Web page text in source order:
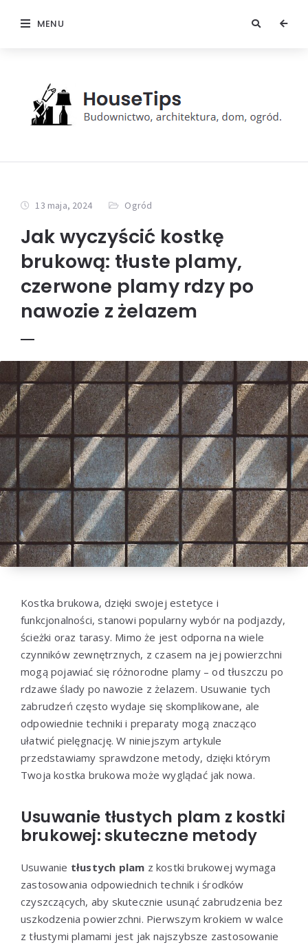
MENU
13 maja, 2024 Ogród
Jak wyczyścić kostkę
brukową: tłuste plamy,
czerwone plamy rdzy po
nawozie z żelazem
Kostka brukowa, dzięki swojej estetyce i
funkcjonalności, stanowi popularny wybór na podjazdy,
ścieżki oraz tarasy. Mimo że jest odporna na wiele
czynników zewnętrznych, z czasem na jej powierzchni
mogą pojawiać się różnorodne plamy – od tłuszczu po
rdzawe ślady po nawozie z żelazem. Usuwanie tych
zabrudzeń często wydaje się skomplikowane, ale
odpowiednie techniki i preparaty mogą znacząco
ułatwić pielęgnację. W niniejszym artykule
przedstawiamy sprawdzone metody, dzięki którym
Twoja kostka brukowa może wyglądać jak nowa.
Usuwanie tłustych plam z kostki
brukowej: skuteczne metody
Usuwanie tłustych plam z kostki brukowej wymaga
zastosowania odpowiednich technik i środków
czyszczących, aby skutecznie usunąć zabrudzenia bez
uszkodzenia powierzchni. Pierwszym krokiem w walce
z tłustymi plamami jest jak najszybsze zastosowanie